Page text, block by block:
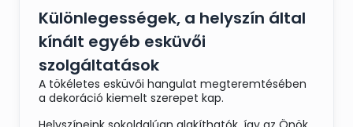
Különlegességek, a helyszín által
kínált egyéb esküvői
szolgáltatások
A tökéletes esküvői hangulat megteremtésében
a dekoráció kiemelt szerepet kap.